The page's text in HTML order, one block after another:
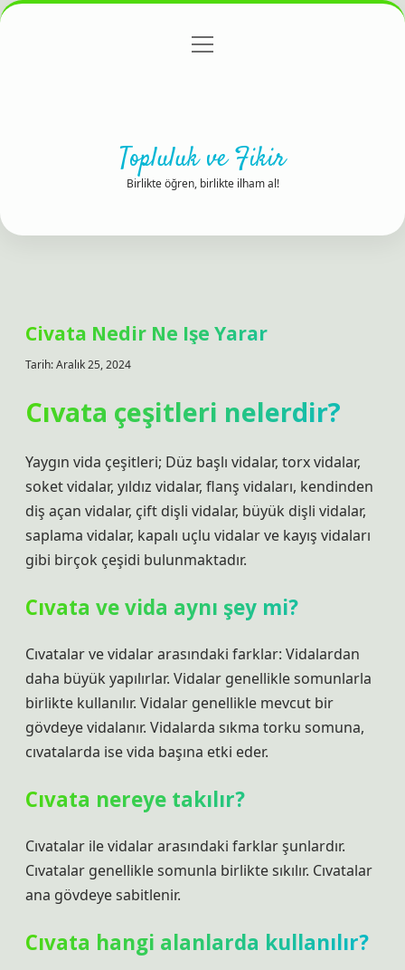
Gizlilik Politikası
menüyü
Topluluk ve Fikir
Birlikte öğren, birlikte ilham al!
Civata Nedir Ne Işe Yarar
Tarih: Aralık 25, 2024
Cıvata çeşitleri nelerdir?
Yaygın vida çeşitleri; Düz başlı vidalar, torx vidalar,
soket vidalar, yıldız vidalar, flanş vidaları, kendinden
diş açan vidalar, çift dişli vidalar, büyük dişli vidalar,
saplama vidalar, kapalı uçlu vidalar ve kayış vidaları
gibi birçok çeşidi bulunmaktadır.
Cıvata ve vida aynı şey mi?
Cıvatalar ve vidalar arasındaki farklar: Vidalardan
daha büyük yapılırlar. Vidalar genellikle somunlarla
birlikte kullanılır. Vidalar genellikle mevcut bir
gövdeye vidalanır. Vidalarda sıkma torku somuna,
cıvatalarda ise vida başına etki eder.
Cıvata nereye takılır?
Cıvatalar ile vidalar arasındaki farklar şunlardır.
Cıvatalar genellikle somunla birlikte sıkılır. Cıvatalar
ana gövdeye sabitlenir.
Cıvata hangi alanlarda kullanılır?